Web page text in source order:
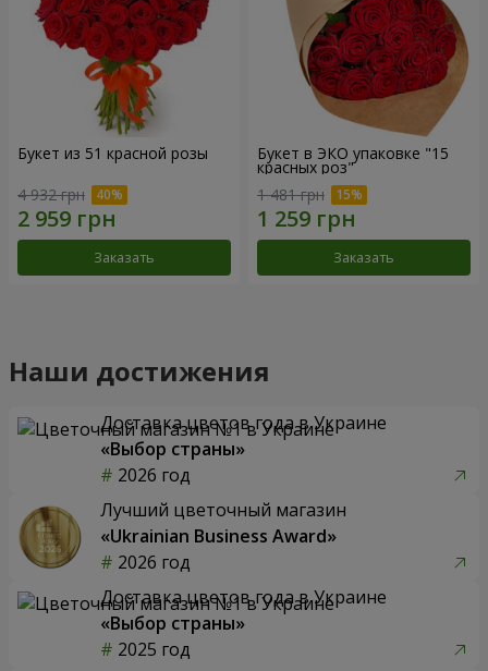
Букет из 51 красной розы
4 932 грн
Заказать
Букет в ЭКО упаковке "15
красных роз"
1 481 грн
Заказать
Наши достижения
Доставка цветов года в Украине
«Выбор страны»
2026 год
Лучший цветочный магазин
«Ukrainian Business Award»
2026 год
Доставка цветов года в Украине
«Выбор страны»
2025 год